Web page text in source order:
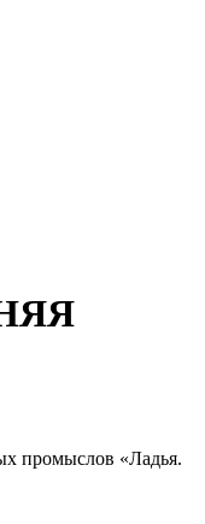
промыслов «Ладья.